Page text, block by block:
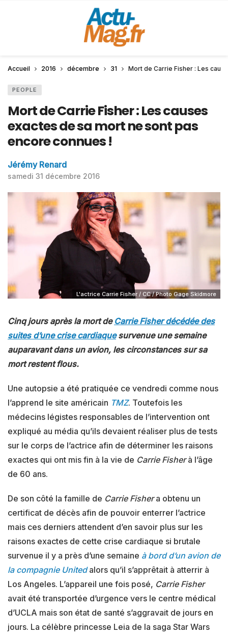
Accueil 2016 décembre 31 Mort de Carrie Fisher : Les
PEOPLE
Mort de Carrie Fisher : Les causes
exactes de sa mort ne sont pas
encore connues !
Jérémy Renard
samedi 31 décembre 2016
L'actrice Carrie Fisher / CC / Photo Gage Skidmore
Cinq jours après la mort de Carrie Fisher décédée des
suites d’une crise cardiaquesurvenue une semaine
auparavant dans un avion, les circonstances sur sa
mort restent flous.
Une autopsie a été pratiquée ce vendredi comme nous
l’apprend le site américain TMZ. Toutefois les
médecins légistes responsables de l’intervention ont
expliqué au média qu’ils devaient réaliser plus de tests
sur le corps de l’actrice afin de déterminer les raisons
exactes qui ont mis fin à la vie de Carrie Fisherà l’âge
de 60 ans.
De son côté la famille de Carrie Fishera obtenu un
certificat de décès afin de pouvoir enterrer l’actrice
mais ces derniers attendent d’en savoir plus sur les
raisons exactes de cette crise cardiaque si brutale
survenue il y a près d’une semaine à bord d’un avion de
la compagnie Unitedalors qu’il s’apprêtait à atterrir à
Los Angeles. L’appareil une fois posé, Carrie Fisher
avait été transportée d’urgence vers le centre médical
d’UCLA mais son état de santé s’aggravait de jours en
jours. La célèbre princesse Leia de la saga Star Wars